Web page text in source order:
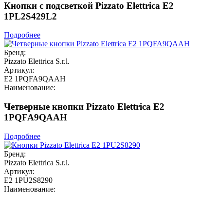
Кнопки с подсветкой Pizzato Elettrica E2
1PL2S429L2
Подробнее
Бренд:
Pizzato Elettrica S.r.l.
Артикул:
E2 1PQFA9QAAH
Наименование:
Четверные кнопки Pizzato Elettrica E2
1PQFA9QAAH
Подробнее
Бренд:
Pizzato Elettrica S.r.l.
Артикул:
E2 1PU2S8290
Наименование: